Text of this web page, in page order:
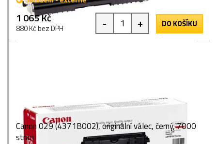
1 065 Kč
880 Kč bez DPH - + DO KOŠÍKU
Canon 029 (4371B002), originální válec, černý, 7000
stran